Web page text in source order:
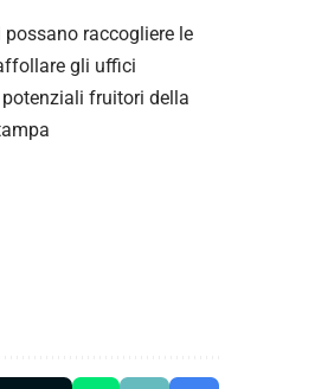
raccogliere le
gli uffici
fruitori della